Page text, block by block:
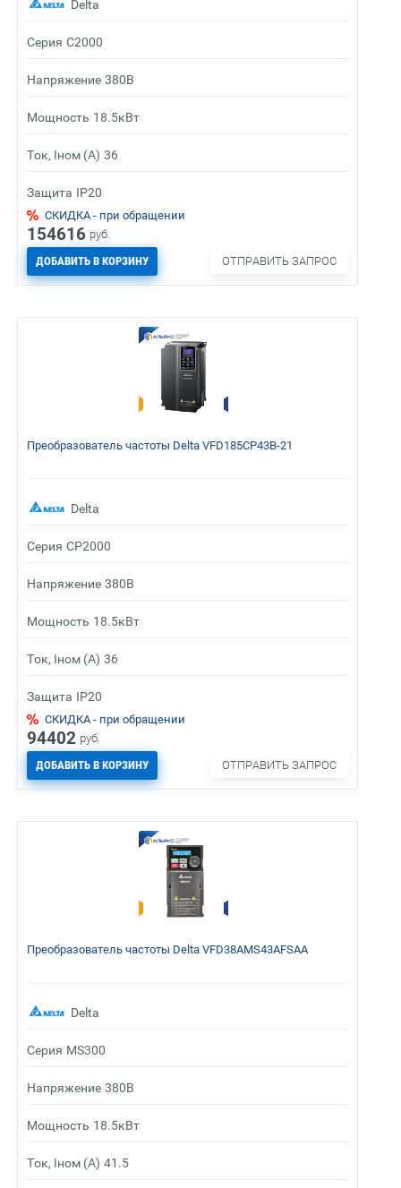
Delta
Серия C2000
Напряжение 380В
Мощность 18.5кВт
Ток, Iном (А) 36
Защита IP20
СКИДКА - при обращении
154616 руб.
ДОБАВИТЬ В КОРЗИНУ ОТПРАВИТЬ ЗАПРОС
Преобразователь частоты Delta VFD185CP43B-21
Delta
Серия CP2000
Напряжение 380В
Мощность 18.5кВт
Ток, Iном (А) 36
Защита IP20
СКИДКА - при обращении
94402 руб.
ДОБАВИТЬ В КОРЗИНУ ОТПРАВИТЬ ЗАПРОС
Преобразователь частоты Delta VFD38AMS43AFSAA
Delta
Серия MS300
Напряжение 380В
Мощность 18.5кВт
Ток, Iном (А) 41.5